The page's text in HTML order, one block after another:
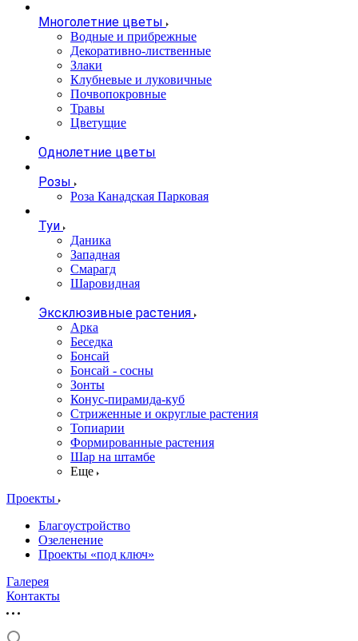
Многолетние цветы
Водные и прибрежные
Декоративно-лиственные
Злаки
Клубневые и луковичные
Почвопокровные
Травы
Цветущие
Однолетние цветы
Розы
Роза Канадская Парковая
Туи
Даника
Западная
Смарагд
Шаровидная
Эксклюзивные растения
Арка
Беседка
Бонсай
Бонсай - сосны
Зонты
Конус-пирамида-куб
Стриженные и округлые растения
Топиарии
Формированные растения
Шар на штамбе
Еще
Проекты
Благоустройство
Озеленение
Проекты «под ключ»
Галерея
Контакты